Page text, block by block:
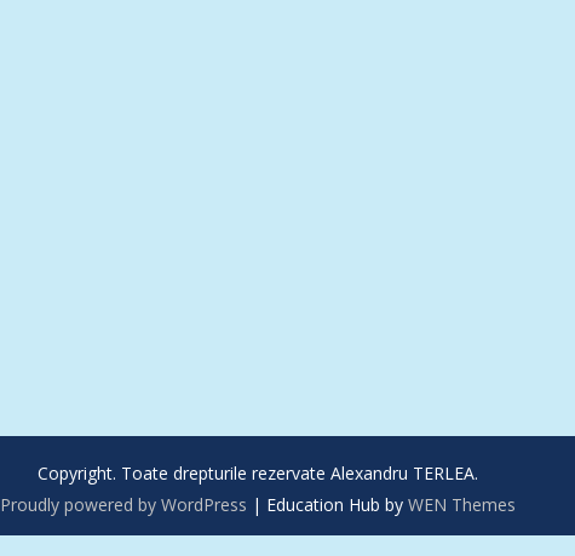
Copyright. Toate drepturile rezervate Alexandru TERLEA.
Proudly powered by WordPress | Education Hub by WEN Themes